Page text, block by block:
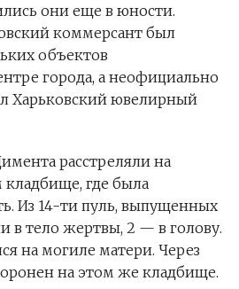
они еще в юности.
коммерсант был
объектов
города, а неофициально
Харьковский ювелирный
расстреляли на
где была
Из 14-ти пуль, выпущенных
в тело жертвы, 2 — в голову.
на могиле матери. Через
на этом же кладбище.